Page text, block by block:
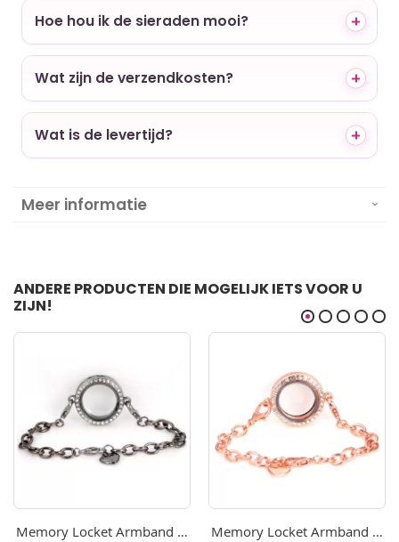
Hoe hou ik de sieraden mooi?
Wat zijn de verzendkosten?
Wat is de levertijd?
Meer informatie
ANDERE PRODUCTEN DIE MOGELIJK IETS VOOR U
ZIJN!
Memory Locket Armband Kristal Gun Zwart 25 mm
Memory Locket Armband